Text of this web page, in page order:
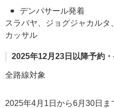
デンパサール発着
スラバヤ、ジョグジャカル
カッサル
2025年12月23日以降予約
全路線対象
2025年4月1日から6月30日